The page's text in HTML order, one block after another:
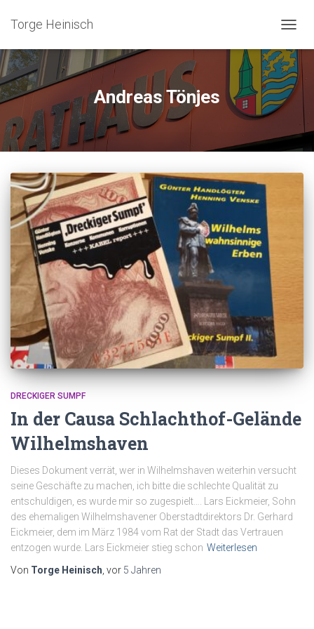
Torge Heinisch
Andreas Tönjes
DRECKIGER SUMPF
In der Causa Schlachthof-Gelände
Wilhelmshaven
Dieses Dokument verrät, wer in Wilhelmshaven weiterhin versucht
seine Geschäfte zu machen, ich bitte die schlechte Qualität zu
entschuldigen, es wurde mir so zugespielt…. Lars Eickmeier, Sohn
des ehemaligen Wilhelmshavener Oberstadtdirektors Dr. Gerhard
Eickmeier, dem im März 1984 vom Rat der Stadt das Vertrauen
entzogen wurde. Lars Eickmeier stieg schon Weiterlesen
Von Torge Heinisch , vor 5 Jahren